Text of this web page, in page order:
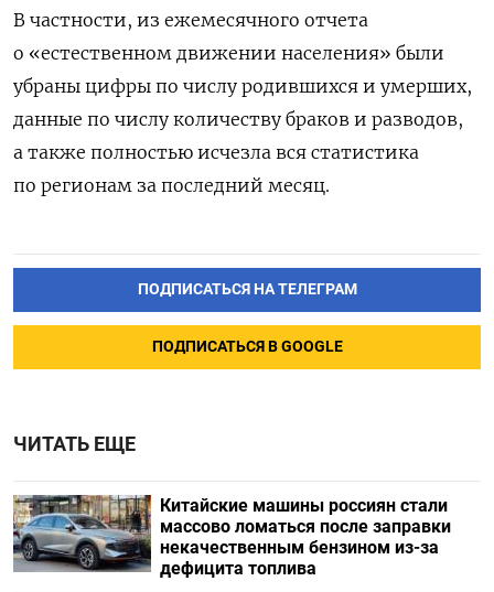
В частности, из ежемесячного отчета
о «естественном движении населения» были
убраны цифры по числу родившихся и умерших,
данные по числу количеству браков и разводов,
а также полностью исчезла вся статистика
по регионам за последний месяц.
ПОДПИСАТЬСЯ НА ТЕЛЕГРАМ
ПОДПИСАТЬСЯ В GOOGLE
ЧИТАТЬ ЕЩЕ
Китайские машины россиян стали
массово ломаться после заправки
некачественным бензином из-за
дефицита топлива